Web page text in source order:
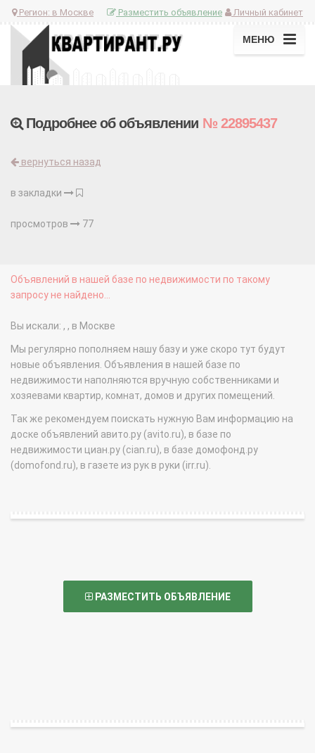
Регион: в Москве Личный кабинет
Разместить объявление
МЕНЮ
Подробнее об объявлении № 22895437
вернуться назад
в закладки
просмотров 77
Объявлений в нашей базе по недвижимости по такому
запросу не найдено...
Вы искали: , , в Москве
Мы регулярно пополняем нашу базу и уже скоро тут будут
новые объявления. Объявления в нашей базе по
недвижимости наполняются вручную собственниками и
хозяевами квартир, комнат, домов и других помещений.
Так же рекомендуем поискать нужную Вам информацию на
доске объявлений авито.ру (avito.ru), в базе по
недвижимости циан.ру (cian.ru), в базе домофонд.ру
(domofond.ru), в газете из рук в руки (irr.ru).
РАЗМЕСТИТЬ ОБЪЯВЛЕНИЕ